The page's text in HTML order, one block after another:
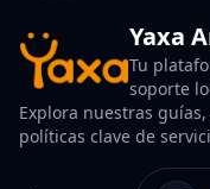
Yaxa
Tu
soporte
Explora nuestras
políticas clave de